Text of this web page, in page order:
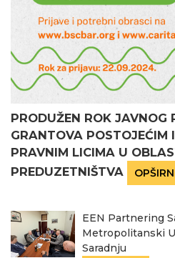
PRODUŽEN ROK JAVNOG
GRANTOVA POSTOJEĆIM
PRAVNIM LICIMA U
PREDUZETNIŠTVA
EEN Partnering
Metropolitanski
Saradnju